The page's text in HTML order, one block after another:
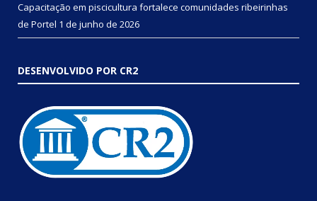
Capacitação em piscicultura fortalece comunidades ribeirinhas
de Portel 1 de junho de 2026
DESENVOLVIDO POR CR2